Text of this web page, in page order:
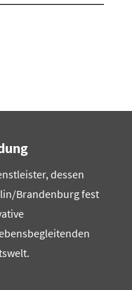
dessen
Brandenburg fest